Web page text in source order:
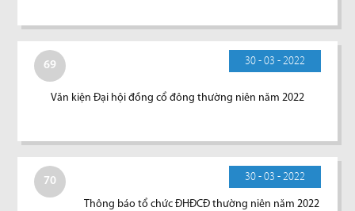
69 30 - 03 - 2022
Văn kiện Đại hội đồng cổ đông thường niên năm 2022
70 30 - 03 - 2022
Thông báo tổ chức ĐHĐCĐ thường niên năm 2022